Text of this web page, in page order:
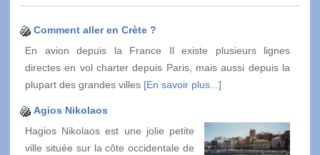
Comment aller en Crète ?
En avion depuis la France Il existe plusieurs lignes
directes en vol charter depuis Paris, mais aussi depuis la
plupart des grandes villes [En savoir plus...]
Agios Nikolaos
Hagios Nikolaos est une jolie petite
ville située sur la côte occidentale de